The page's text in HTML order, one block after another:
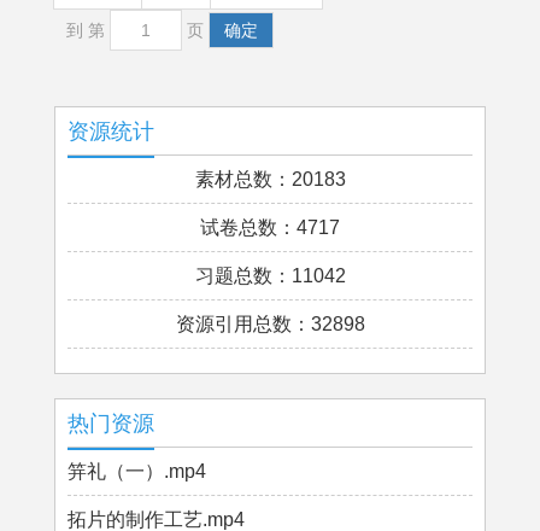
到 第 页 确定
资源统计
素材总数：20183
试卷总数：4717
习题总数：11042
资源引用总数：32898
热门资源
笄礼（一）.mp4
拓片的制作工艺.mp4